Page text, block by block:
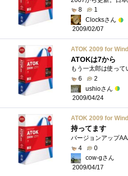
8
1
Clocksさん
2009/02/07
ATOK 2009 for
ATOKは7から
6
2
ushioさん
2009/04/24
ATOK 2009 for
持ってます
4
0
cow-gさん
2009/04/17